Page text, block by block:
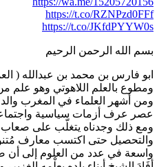
https://t.co/RZNPzd0FFf
https://t.co/JKfdPYYW0s
بسم الله الرحمن الرحيم
ومطوع بالعلم اللاهوتي وهو علم
ومن أشهر العلماء في المغرب
عصر عرف أزمات سياسية
ومع ذلك وجدناه يتغلّب على
والتحصيل حتى اكتسب معارف
واسعة في عدد من العلوم إلى أن